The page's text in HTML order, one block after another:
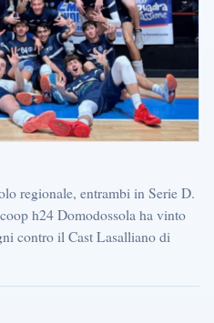
regionale, entrambi in Serie D.
h24 Domodossola ha vinto
contro il Cast Lasalliano di